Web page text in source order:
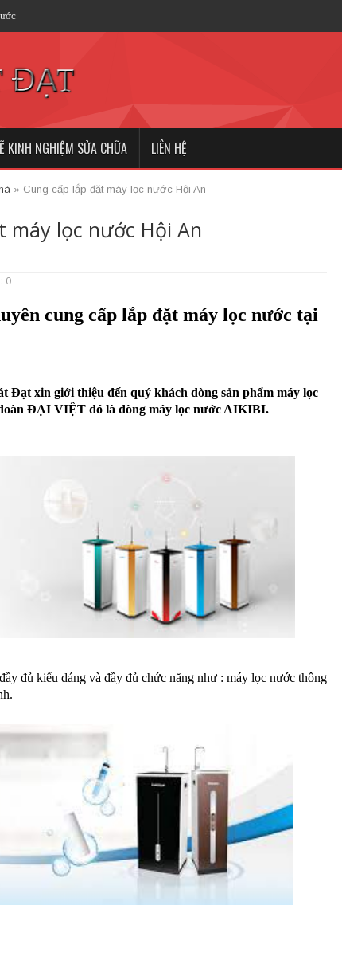
Hội An - Gọi 0909.279.116
KINH NGHIỆM SỬA CHỮA LIÊN HỆ
» Cung cấp lắp đặt máy lọc nước Hội An
máy lọc nước Hội An
0
cung cấp lắp đặt máy lọc nước tại
Đạt xin giới thiệu đến quý khách dòng sản phẩm máy lọc
ĐẠI VIỆT đó là dòng máy lọc nước AIKIBI.
đủ kiểu dáng và đầy đủ chức năng như : máy lọc nước thông